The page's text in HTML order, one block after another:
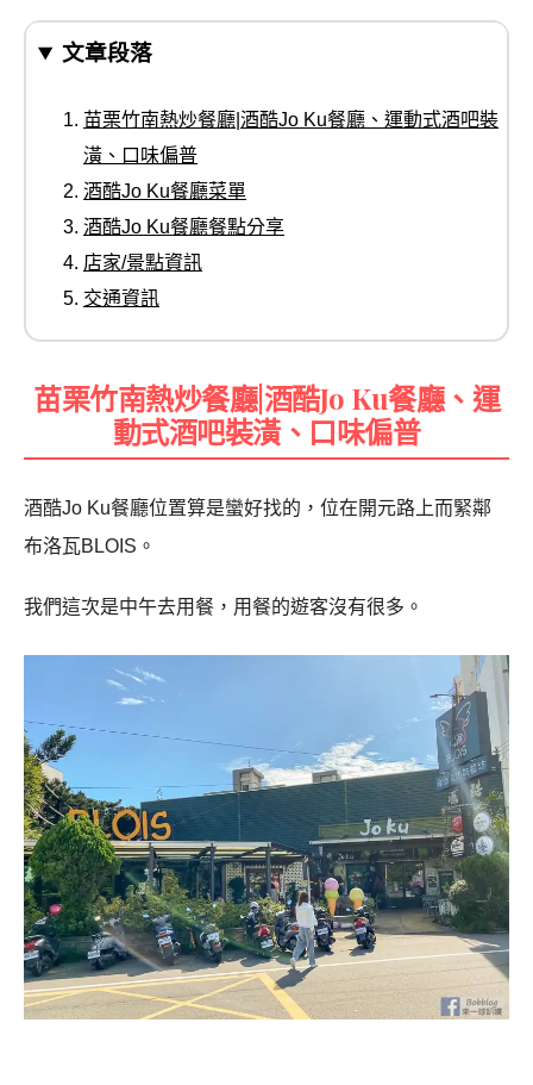
文章段落
苗栗竹南熱炒餐廳|酒酷Jo Ku餐廳、運動式酒吧裝
潢、口味偏普
酒酷Jo Ku餐廳菜單
酒酷Jo Ku餐廳餐點分享
店家/景點資訊
交通資訊
苗栗竹南熱炒餐廳|酒酷Jo Ku餐廳、運
動式酒吧裝潢、口味偏普
酒酷Jo Ku餐廳位置算是蠻好找的，位在開元路上而緊鄰
布洛瓦BLOIS。
我們這次是中午去用餐，用餐的遊客沒有很多。